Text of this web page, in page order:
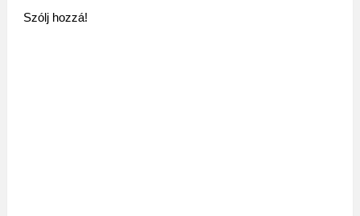
Szólj hozzá!